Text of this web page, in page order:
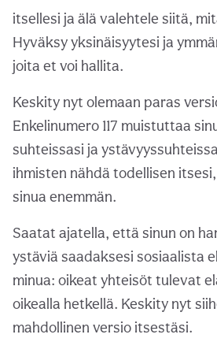
itsellesi ja älä valehtele siitä,
Hyväksy yksinäisyytesi ja
joita et voi hallita.
Keskity nyt olemaan paras
Enkelinumero 117 muistuttaa
suhteissasi ja
ihmisten nähdä todellisen
sinua enemmän.
Saatat ajatella, että sinun on
ystäviä saadaksesi sosiaalista
minua: oikeat yhteisöt tulevat
oikealla hetkellä. Keskity nyt
mahdollinen versio itsestäsi.